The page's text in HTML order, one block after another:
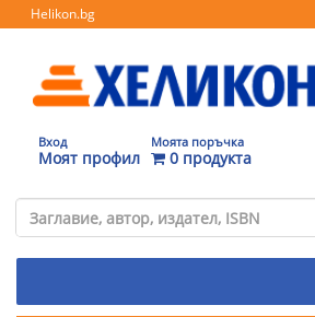
Helikon.bg
Вход
Моят профил
Моята поръчка
0 продукта